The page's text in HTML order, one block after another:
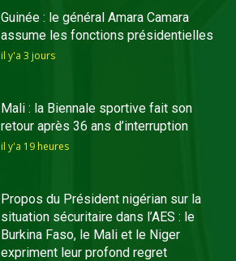
Guinée : le général Amara Camara
assume les fonctions présidentielles
il y'a 3 jours
Mali : la Biennale sportive fait son
retour après 36 ans d’interruption
il y'a 19 heures
Propos du Président nigérian sur la
situation sécuritaire dans l’AES : le
Burkina Faso, le Mali et le Niger
expriment leur profond regret